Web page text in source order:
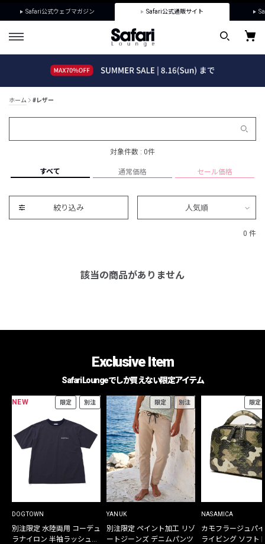
Safari公式ウェブマガジン Safari公式通販サイト
ホーム #レザー
対象件数 : 0件
すべて 通常価格 セール価格
絞り込み 人気順
0 件
該当の商品がありません
Exclusive Item
Safari Loungeでしか買えない限定アイテム
NEW 限定 別注
DOGTOWN
別注限定 水陸両用 コーデュ
ラナイロン 半袖ラッシュガ
限定 別注
YANUK
別注限定 ペイント加工 リゾ
ートジーンズ デニムパンツ
限定
NASAMICA
カモフラージュパ
ライビング ソフト